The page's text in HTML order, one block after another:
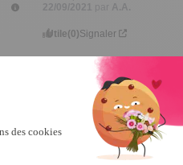
0
22/09/2021
A.A.
Utile(0)Signaler
Réponse de
tempsl.fr
Merci pour
votre
commentaire.
C'est un